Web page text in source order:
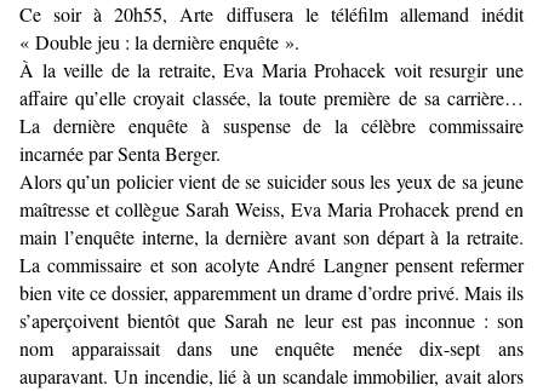
Ce soir à 20h55, Arte diffusera le téléfilm allemand inédit
« Double jeu : la dernière enquête ».
À la veille de la retraite, Eva Maria Prohacek voit resurgir une
affaire qu’elle croyait classée, la toute première de sa carrière…
La dernière enquête à suspense de la célèbre commissaire
incarnée par Senta Berger.
Alors qu’un policier vient de se suicider sous les yeux de sa jeune
maîtresse et collègue Sarah Weiss, Eva Maria Prohacek prend en
main l’enquête interne, la dernière avant son départ à la retraite.
La commissaire et son acolyte André Langner pensent refermer
bien vite ce dossier, apparemment un drame d’ordre privé. Mais ils
s’aperçoivent bientôt que Sarah ne leur est pas inconnue : son
nom apparaissait dans une enquête menée dix-sept ans
auparavant. Un incendie, lié à un scandale immobilier, avait alors